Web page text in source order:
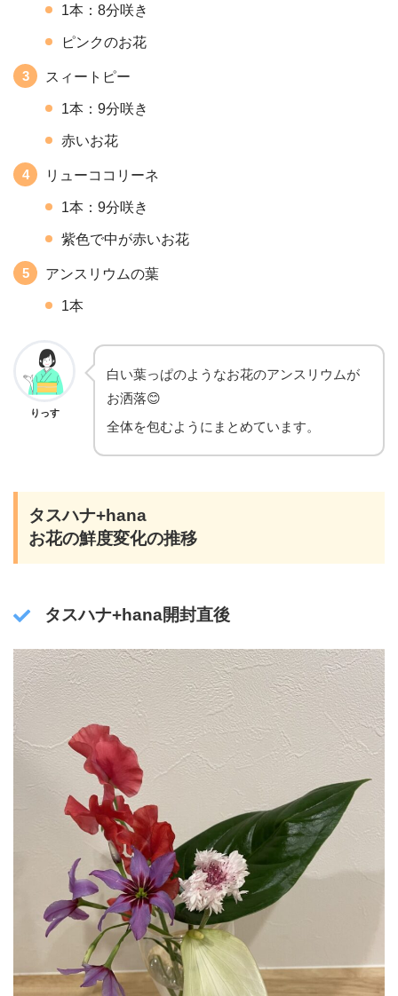
1本：8分咲き
ピンクのお花
スィートピー
1本：9分咲き
赤いお花
リューココリーネ
1本：9分咲き
紫色で中が赤いお花
アンスリウムの葉
1本
りっす
白い葉っぱのようなお花のアンスリウムが
お洒落😊
全体を包むようにまとめています。
タスハナ+hana
お花の鮮度変化の推移
タスハナ+hana開封直後